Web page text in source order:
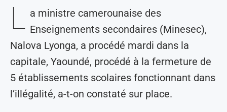
L a ministre camerounaise des
Enseignements secondaires (Minesec),
Nalova Lyonga, a procédé mardi dans la
capitale, Yaoundé, procédé à la fermeture de
5 établissements scolaires fonctionnant dans
l’illégalité, a-t-on constaté sur place.